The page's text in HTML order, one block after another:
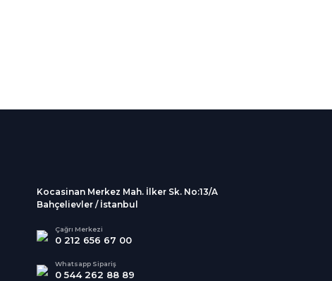
Kocasinan Merkez Mah. İlker Sk. No:13/A
Bahçelievler / İstanbul
Çağrı Merkezi
0 212 656 67 00
Whatsapp Sipariş
0 544 262 88 89